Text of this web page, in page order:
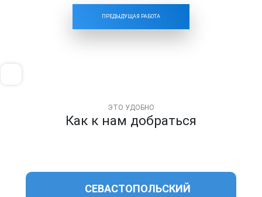
ПРЕДЫДУЩАЯ РАБОТА
ЭТО УДОБНО
Как к нам добраться
СЕВАСТОПОЛЬСКИЙ